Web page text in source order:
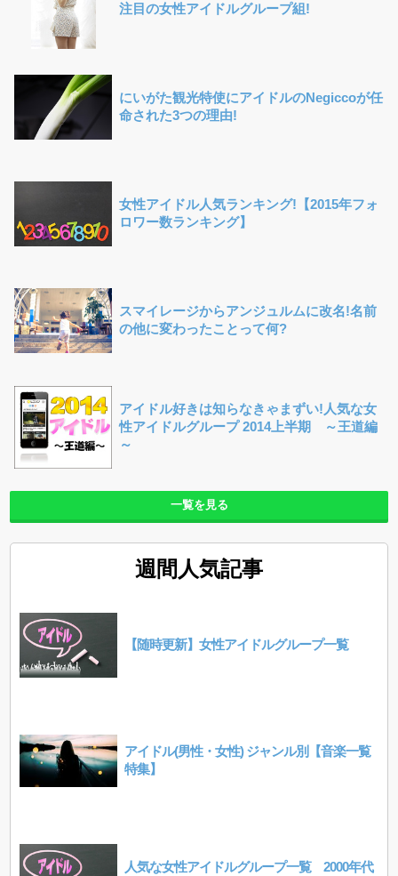
注目の女性アイドルグループ組!
にいがた観光特使にアイドルのNegiccoが任
命された3つの理由!
女性アイドル人気ランキング!【2015年フォ
ロワー数ランキング】
スマイレージからアンジュルムに改名!名前
の他に変わったことって何?
アイドル好きは知らなきゃまずい!人気な女
性アイドルグループ 2014上半期 ～王道編
～
一覧を見る
週間人気記事
【随時更新】女性アイドルグループ一覧
アイドル(男性・女性) ジャンル別【音楽一覧
特集】
人気な女性アイドルグループ一覧 2000年代